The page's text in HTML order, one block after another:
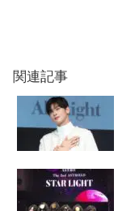
関連記事